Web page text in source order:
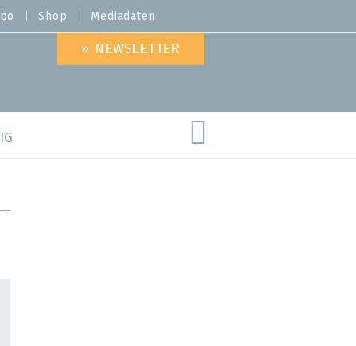
Shop Mediadaten
» NEWSLETTER